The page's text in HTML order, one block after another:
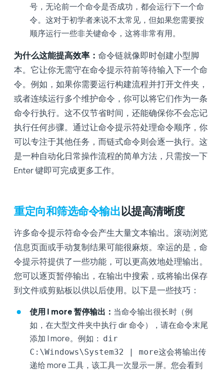
号，无论前一个命令是否成功，都会运行下一个命
令。这对于初学者来说不太常见，但如果您需要按
顺序运行一些非关键命令，这将非常有用。
为什么这能提高效率： 命令链就像即时创建小型脚
本。它让你无需守在命令提示符前等待输入下一个命
令。例如，如果你需要运行构建流程并打开文件夹，
或者连续运行多个维护命令，你可以将它们作为一条
命令行执行。这不仅节省时间，还能确保你不会忘记
执行任何步骤。通过让命令提示符处理命令顺序，你
可以专注于其他任务，而链式命令则会逐一执行。这
是一种自动化日常操作流程的简单方法，只需按一下
Enter 键即可完成更多工作。
重定向和筛选命令输出以提高清晰度
许多命令提示符命令会产生大量文本输出。滚动浏览
信息页面或手动复制结果可能很麻烦。幸运的是，命
令提示符提供了一些功能，可以更高效地处理输出。
您可以逐页暂停输出，在输出中搜索，或将输出保存
到文件或剪贴板以供以后使用。以下是一些技巧：
使用 | more 暂停输出： 当命令输出很长时（例
如，在大型文件夹中执行 dir 命令），请在命令末尾
添加 | more。例如： dir
C:\Windows\System32 | more这会将输出传
递给 more 工具，该工具一次显示一屏。您会看到